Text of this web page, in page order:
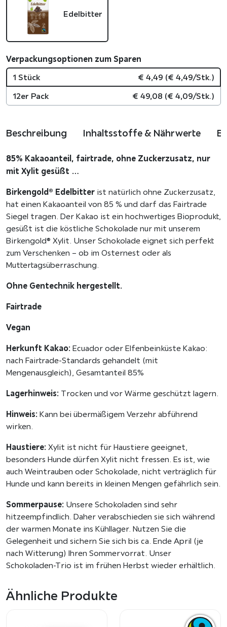
Edelbitter
Verpackungsoptionen zum Sparen
1 Stück
€ 4,49 (€ 4,49/Stk.)
12er Pack
€ 49,08 (€ 4,09/Stk.)
Beschreibung Inhaltsstoffe & Nährwerte
85% Kakaoanteil, fairtrade, ohne Zuckerzusatz, nur
mit Xylit gesüßt …
Birkengold® Edelbitter ist natürlich ohne Zuckerzusatz,
hat einen Kakaoanteil von 85 % und darf das Fairtrade
Siegel tragen. Der Kakao ist ein hochwertiges Bioprodukt,
gesüßt ist die köstliche Schokolade nur mit unserem
Birkengold® Xylit. Unser Schokolade eignet sich perfekt
zum Verschenken – ob im Osternest oder als
Muttertagsüberraschung.
Ohne Gentechnik hergestellt.
Fairtrade
Vegan
Herkunft Kakao: Ecuador oder Elfenbeinküste Kakao:
nach Fairtrade-Standards gehandelt (mit
Mengenausgleich), Gesamtanteil 85%
Lagerhinweis: Trocken und vor Wärme geschützt lagern.
Hinweis: Kann bei übermäßigem Verzehr abführend
wirken.
Haustiere: Xylit ist nicht für Haustiere geeignet,
besonders Hunde dürfen Xylit nicht fressen. Es ist, wie
auch Weintrauben oder Schokolade, nicht verträglich für
Hunde und kann bereits in kleinen Mengen gefährlich sein.
Sommerpause: Unsere Schokoladen sind sehr
hitzeempfindlich. Daher verabschieden sie sich während
der warmen Monate ins Kühllager. Nutzen Sie die
Gelegenheit und sichern Sie sich bis ca. Ende April (je
nach Witterung) Ihren Sommervorrat. Unser
Schokoladen-Trio ist im frühen Herbst wieder erhältlich.
Ähnliche Produkte